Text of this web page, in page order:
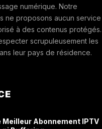
numérique. Notre
ne proposons aucun service
à des contenus protégés.
scrupuleusement les
leur pays de résidence.
Meilleur Abonnement IPTV